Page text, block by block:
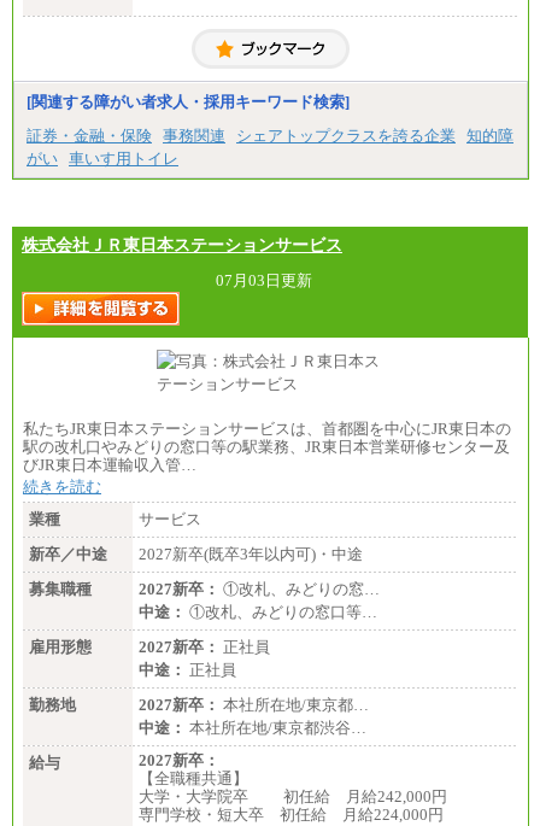
月給20万2000円～23万4000円（勤務地により異な
固定残業／なし 試用期間／あり（6か月）
[関連する障がい者求人・採用キーワード検索]
証券・金融・保険 事務関連 シェアトップクラスを誇る企業
知的障
がい 車いす用トイレ
株式会社ＪＲ東日本ステーションサービス
07月03日更新
私たちJR東日本ステーションサービスは、首都圏を中心にJR東日本の
駅の改札口やみどりの窓口等の駅業務、JR東日本営業研修センター及
びJR東日本運輸収入管…
続きを読む
業種
サービス
新卒／中途
2027新卒(既卒3年以内可)・中途
募集職種
2027新卒： ①改札、みどりの窓…
中途： ①改札、みどりの窓口等…
雇用形態
2027新卒： 正社員
中途： 正社員
勤務地
2027新卒： 本社所在地/東京都…
中途： 本社所在地/東京都渋谷…
給与
2027新卒：
【全職種共通】
大学・大学院卒 初任給 月給242,000円
専門学校・短大卒 初任給 月給224,000円